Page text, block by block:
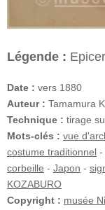
Légende :
Date : vers 1880
Auteur : Tamamura
Technique : tirage
Mots-clés : vue
costume traditionnel -
corbeille - Japon -
KOZABURO
Copyright : musée